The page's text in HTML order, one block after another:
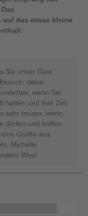
das etwas kleine
Sie unser Gast
diese
wenn Sie
hatten und Ihre Zeit
sehr freuen, wenn
dürfen und hoffen
Grüße aus
Michelle
West